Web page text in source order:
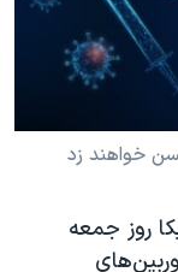
خواهند زد
روز جمعه
دوربین‌های